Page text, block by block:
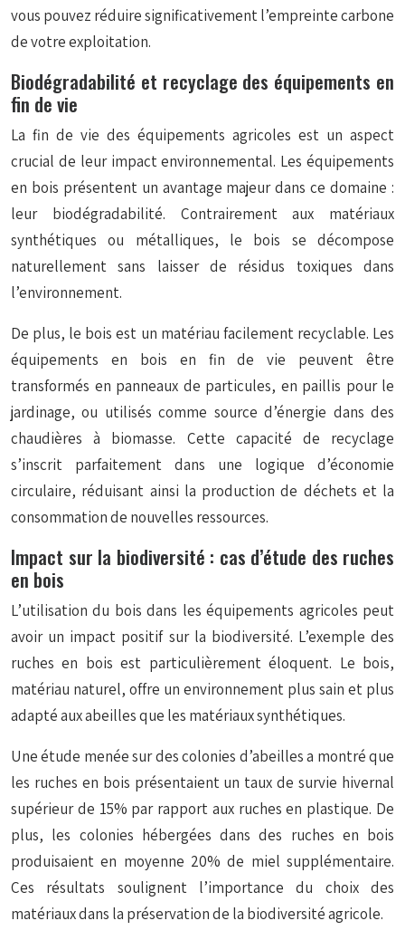
vous pouvez réduire significativement l’empreinte carbone
de votre exploitation.
Biodégradabilité et recyclage des équipements en
fin de vie
La fin de vie des équipements agricoles est un aspect
crucial de leur impact environnemental. Les équipements
en bois présentent un avantage majeur dans ce domaine :
leur biodégradabilité. Contrairement aux matériaux
synthétiques ou métalliques, le bois se décompose
naturellement sans laisser de résidus toxiques dans
l’environnement.
De plus, le bois est un matériau facilement recyclable. Les
équipements en bois en fin de vie peuvent être
transformés en panneaux de particules, en paillis pour le
jardinage, ou utilisés comme source d’énergie dans des
chaudières à biomasse. Cette capacité de recyclage
s’inscrit parfaitement dans une logique d’économie
circulaire, réduisant ainsi la production de déchets et la
consommation de nouvelles ressources.
Impact sur la biodiversité : cas d’étude des ruches
en bois
L’utilisation du bois dans les équipements agricoles peut
avoir un impact positif sur la biodiversité. L’exemple des
ruches en bois est particulièrement éloquent. Le bois,
matériau naturel, offre un environnement plus sain et plus
adapté aux abeilles que les matériaux synthétiques.
Une étude menée sur des colonies d’abeilles a montré que
les ruches en bois présentaient un taux de survie hivernal
supérieur de 15% par rapport aux ruches en plastique. De
plus, les colonies hébergées dans des ruches en bois
produisaient en moyenne 20% de miel supplémentaire.
Ces résultats soulignent l’importance du choix des
matériaux dans la préservation de la biodiversité agricole.